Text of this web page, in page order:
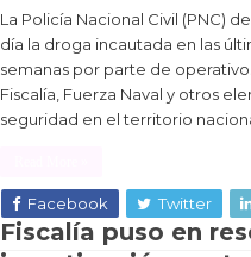
La Policía Nacional Civil (PNC)
día la droga incautada en las
semanas por parte de
Fiscalía, Fuerza Naval y otros
seguridad en el territorio
Facebook Twitter
Fiscalía puso en